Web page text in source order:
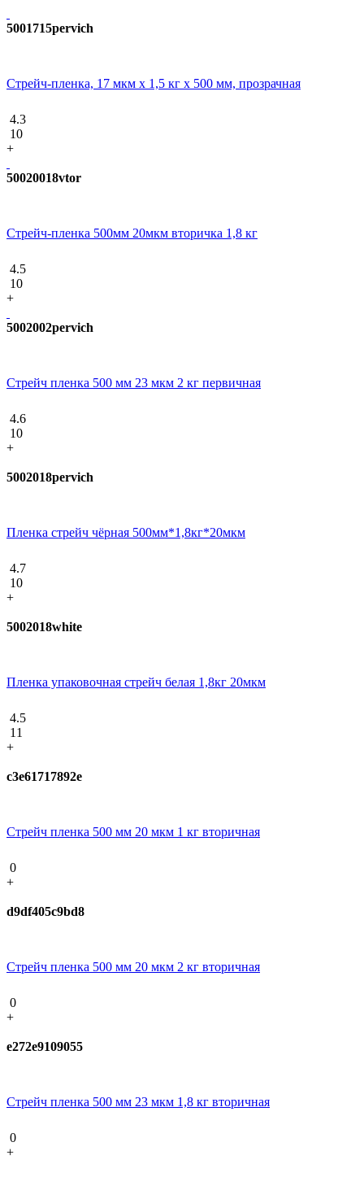
5001715pervich
Стрейч-пленка, 17 мкм х 1,5 кг х 500 мм, прозрачная
4.3
10
+
50020018vtor
Стрейч-пленка 500мм 20мкм вторичка 1,8 кг
4.5
10
+
5002002pervich
Стрейч пленка 500 мм 23 мкм 2 кг первичная
4.6
10
+
5002018pervich
Пленка стрейч чёрная 500мм*1,8кг*20мкм
4.7
10
+
5002018white
Пленка упаковочная стрейч белая 1,8кг 20мкм
4.5
11
+
c3e61717892e
Стрейч пленка 500 мм 20 мкм 1 кг вторичная
0
+
d9df405c9bd8
Стрейч пленка 500 мм 20 мкм 2 кг вторичная
0
+
e272e9109055
Стрейч пленка 500 мм 23 мкм 1,8 кг вторичная
0
+